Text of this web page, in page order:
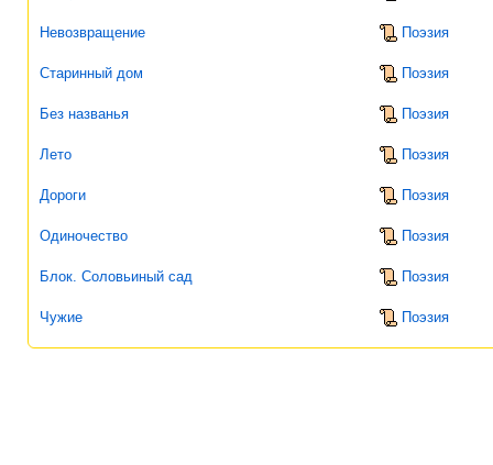
Невозвращение Поэзия
Старинный дом Поэзия
Без названья Поэзия
Лето Поэзия
Дороги Поэзия
Одиночество Поэзия
Блок. Соловьиный сад Поэзия
Чужие Поэзия